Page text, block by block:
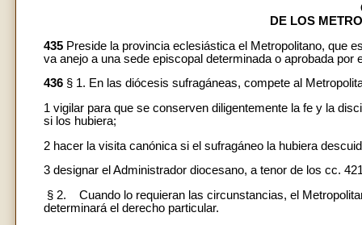
DE LOS
435 Preside la provincia eclesiástica el Metropolitano, que
va anejo a una sede episcopal determinada o aprobada por
436 § 1. En las diócesis sufragáneas, compete al
1 vigilar para que se conserven diligentemente la fe y la
si los hubiera;
2 hacer la visita canónica si el sufragáneo la hubiera
3 designar el Administrador diocesano, a tenor de los cc.
§ 2. Cuando lo requieran las circunstancias, el
determinará el derecho particular.